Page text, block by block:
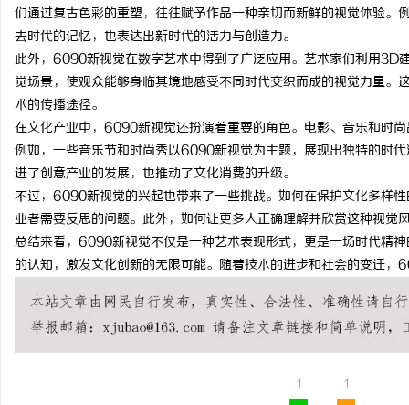
们通过复古色彩的重塑，往往赋予作品一种亲切而新鲜的视觉体验
去时代的记忆，也表达出新时代的活力与创造力。
此外，6090新视觉在数字艺术中得到了广泛应用。艺术家们利用
觉场景，使观众能够身临其境地感受不同时代交织而成的视觉力量
术的传播途径。
在文化产业中，6090新视觉还扮演着重要的角色。电影、音乐和时
例如，一些音乐节和时尚秀以6090新视觉为主题，展现出独特的时
进了创意产业的发展，也推动了文化消费的升级。
不过，6090新视觉的兴起也带来了一些挑战。如何在保护文化多样
业者需要反思的问题。此外，如何让更多人正确理解并欣赏这种视觉
总结来看，6090新视觉不仅是一种艺术表现形式，更是一场时代精
的认知，激发文化创新的无限可能。随着技术的进步和社会的变迁
1 1
北京租打印机选哪家？
租打印机之避坑指南